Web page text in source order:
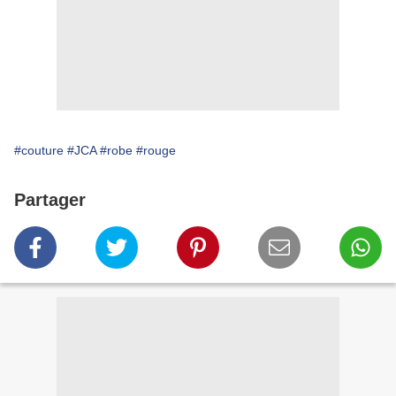
#couture #JCA #robe #rouge
Partager